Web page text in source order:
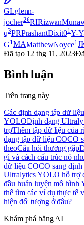
GLglenn-
jocher26RI
q3PRPrashantDixit01Y-
G1 MAMatthewNoyce1
Đã tạo 12 thg 11, 2023
Bình luận
Trên trang này
Các định dạng tập dữ
YOLOĐịnh dạng
trợThêm tập dữ liệu của
dạng tập dữ liệu COCO
theoCâu hỏi thường gặp
gì và cách cấu trúc nó
dữ liệu COCO sang
Ultralytics YOLO hỗ trợ
đầu huấn luyện mô hình
thể tìm các ví dụ thực tế
hiện đối tượng ở đâu?
Khám phá bằng AI